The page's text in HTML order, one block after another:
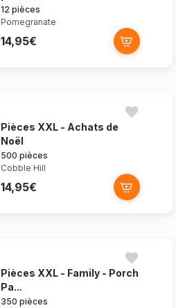
12 pièces
Pomegranate
14,95€
Pièces XXL - Achats de
Noël
500 pièces
Cobble Hill
14,95€
Pièces XXL - Family - Porch
Pa...
350 pièces